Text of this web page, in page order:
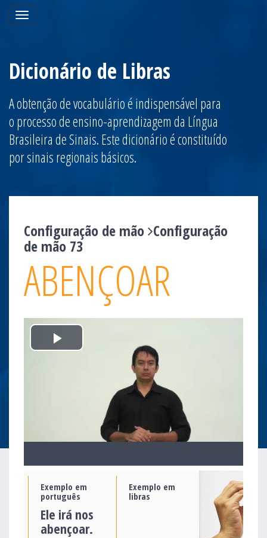
Toggle
navigation
Dicionário de Libras
A obtenção de vocabulário é indispensável para
o processo de ensino-aprendizagem da Língua
Brasileira de Sinais. Este dicionário é constituído
por sinais regionais básicos.
Configuração de mão Configuração
de mão 73
ABENÇOAR
Play
Exemplo em
português
Ele irá nos
abençoar.
Exemplo em
libras